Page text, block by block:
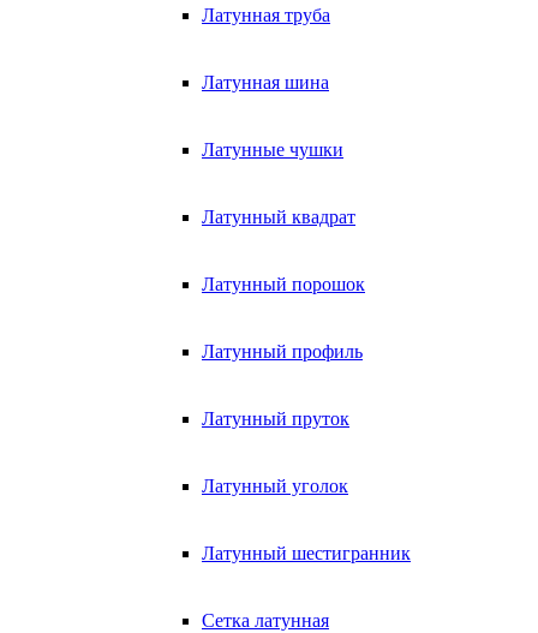
Латунная труба
Латунная шина
Латунные чушки
Латунный квадрат
Латунный порошок
Латунный профиль
Латунный пруток
Латунный уголок
Латунный шестигранник
Сетка латунная